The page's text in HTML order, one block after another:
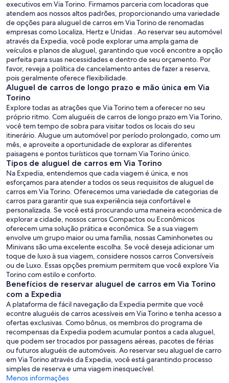
executivos em Via Torino. Firmamos parceria com locadoras que
atendem aos nossos altos padrões, proporcionando uma variedade
de opções para aluguel de carros em Via Torino de renomadas
empresas como Localiza, Hertz e Unidas . Ao reservar seu automóvel
através da Expedia, você pode explorar uma ampla gama de
veículos e planos de aluguel, garantindo que você encontre a opção
perfeita para suas necessidades e dentro de seu orçamento. Por
favor, reveja a política de cancelamento antes de fazer a reserva,
pois geralmente oferece flexibilidade.
Aluguel de carros de longo prazo e mão única em Via
Torino
Explore todas as atrações que Via Torino tem a oferecer no seu
próprio ritmo. Com aluguéis de carros de longo prazo em Via Torino,
você tem tempo de sobra para visitar todos os locais do seu
itinerário. Alugue um automóvel por período prolongado, como um
mês, e aproveite a oportunidade de explorar as diferentes
paisagens e pontos turísticos que tornam Via Torino único.
Tipos de aluguel de carros em Via Torino
Na Expedia, entendemos que cada viagem é única, e nos
esforçamos para atender a todos os seus requisitos de aluguel de
carros em Via Torino. Oferecemos uma variedade de categorias de
carros para garantir que sua experiência seja confortável e
personalizada. Se você está procurando uma maneira econômica de
explorar a cidade, nossos carros Compactos ou Econômicos
oferecem uma solução prática e econômica. Se a sua viagem
envolve um grupo maior ou uma família, nossas Caminhonetes ou
Minivans são uma excelente escolha. Se você deseja adicionar um
toque de luxo à sua viagem, considere nossos carros Conversíveis
ou de Luxo. Essas opções premium permitem que você explore Via
Torino com estilo e conforto.
Benefícios de reservar aluguel de carros em Via Torino
com a Expedia
A plataforma de fácil navegação da Expedia permite que você
econtre aluguéis de carros acessíveis em Via Torino e tenha acesso a
ofertas exclusivas. Como bônus, os membros do programa de
recompensas da Expedia podem acumular pontos a cada aluguel,
que podem ser trocados por passagens aéreas, pacotes de férias
ou futuros aluguéis de automóveis. Ao reservar seu aluguel de carro
em Via Torino através da Expedia, você está garantindo processo
simples de reserva e uma viagem inesquecível.
Menos informações